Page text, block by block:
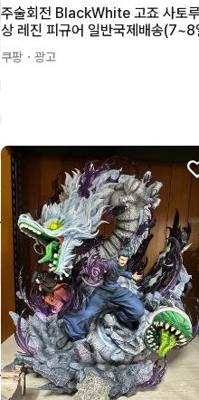
주술회전 BlackWhite 고죠 사토
상 레진 피규어 일반국제배송(7~8일소
요예정)
쿠팡 ・광고